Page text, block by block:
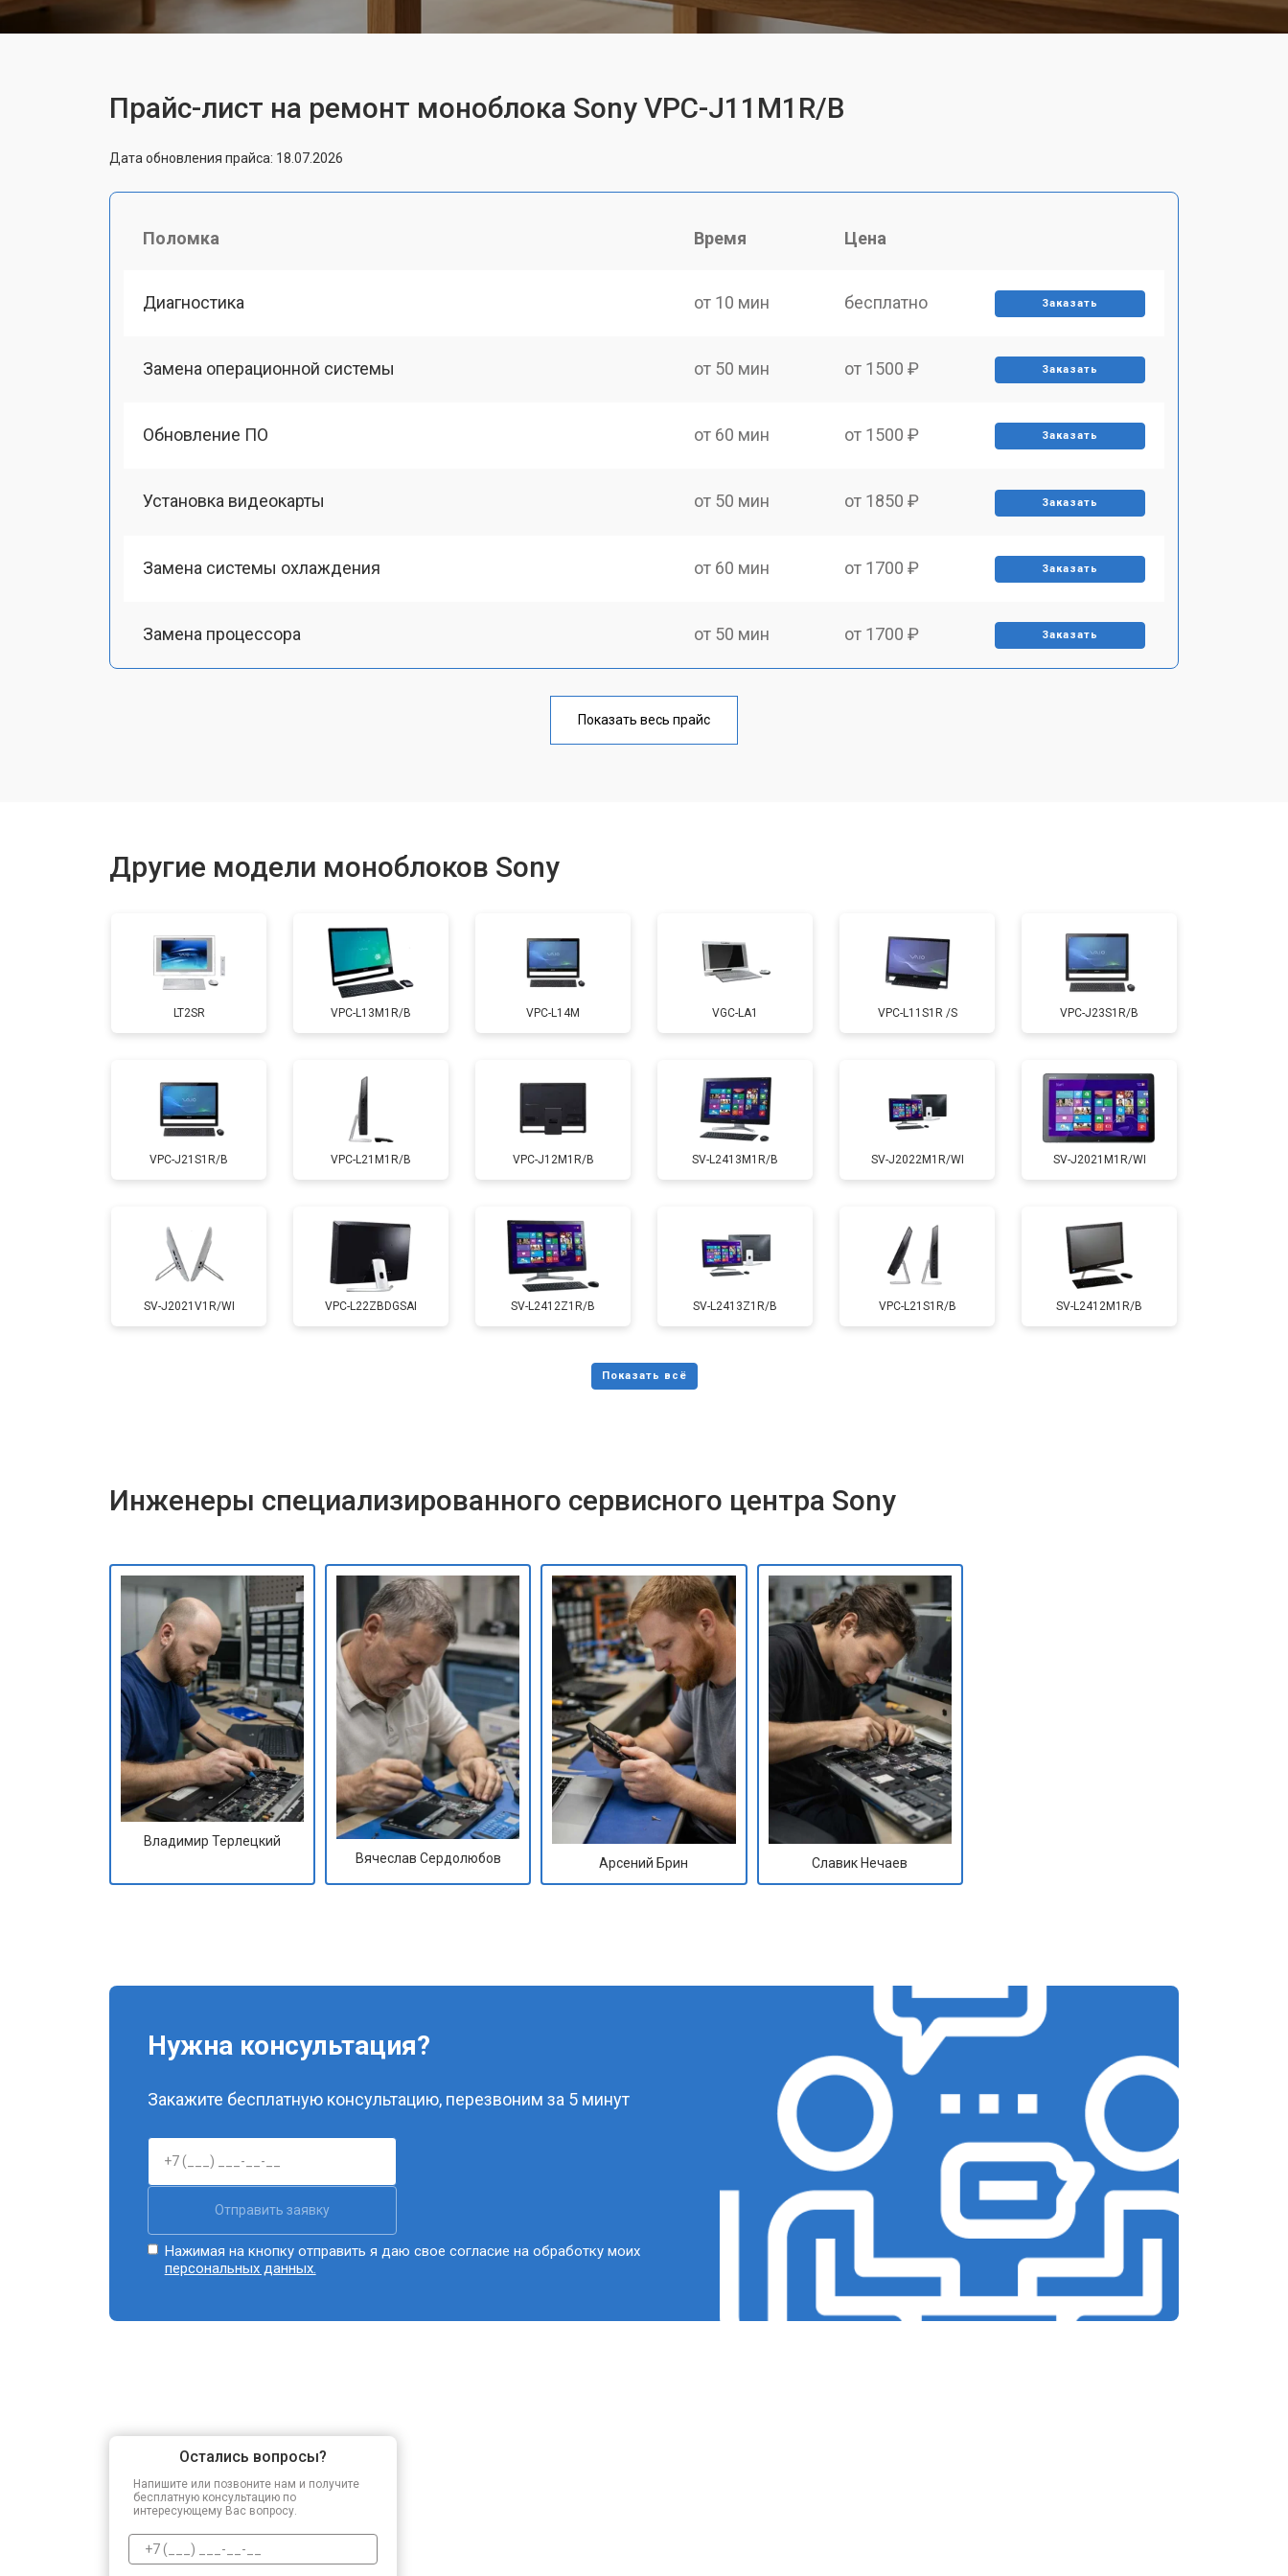
Прайс-лист на ремонт моноблока Sony VPC-J11M1R/B
Дата обновления прайса: 18.07.2026
Поломка Время Цена
Диагностика от 10 мин бесплатно Заказать
Замена операционной системы от 50 мин от 1500 ₽ Заказать
Обновление ПО от 60 мин от 1500 ₽ Заказать
Установка видеокарты от 50 мин от 1850 ₽ Заказать
Замена системы охлаждения от 60 мин от 1700 ₽ Заказать
Замена процессора от 50 мин от 1700 ₽ Заказать
от 60 мин
Показать весь прайс
Другие модели моноблоков Sony
LT2SR VPC-L13M1R/B VPC-L14M VGC-LA1 VPC-L11S1R /S VPC-J23S1R/B
VPC-J21S1R/B VPC-L21M1R/B VPC-J12M1R/B SV-L2413M1R/B SV-J2022M1R/WI SV-J2021M1R/WI
SV-J2021V1R/WI VPC-L22ZBDGSAI SV-L2412Z1R/B SV-L2413Z1R/B VPC-L21S1R/B SV-L2412M1R/B
Инженеры специализированного сервисного центра Sony
Владимир Терлецкий
Вячеслав Сердолюбов
Арсений Брин Славик Нечаев
Нужна консультация?
Закажите бесплатную консультацию, перезвоним за 5 минут
Отправить заявку
Нажимая на кнопку отправить я даю свое согласие на обработку моих
персональных данных.
Остались вопросы?
Напишите или позвоните нам и получите
бесплатную консультацию по
интересующему Вас вопросу.